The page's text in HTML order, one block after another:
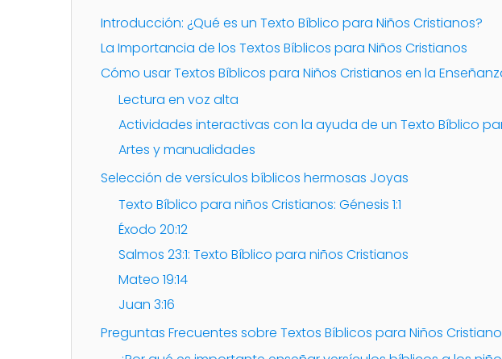
Introducción: ¿Qué es un Texto Bíblico para Niños Cristianos?
La Importancia de los Textos Bíblicos para Niños Cristianos
Cómo usar Textos Bíblicos para Niños Cristianos en la
Lectura en voz alta
Actividades interactivas con la ayuda de un Texto Bíblico
Artes y manualidades
Selección de versículos bíblicos hermosas Joyas
Texto Bíblico para niños Cristianos: Génesis 1:1
Éxodo 20:12
Salmos 23:1: Texto Bíblico para niños Cristianos
Mateo 19:14
Juan 3:16
Preguntas Frecuentes sobre Textos Bíblicos para Niños